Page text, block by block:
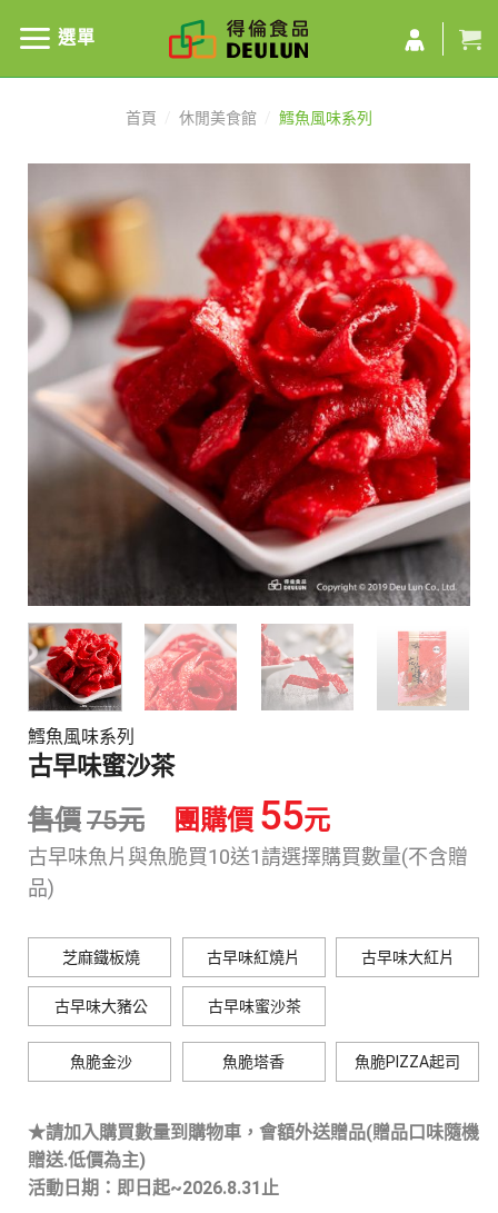
選單
首頁 休閒美食館 鱈魚風味系列
鱈魚風味系列
古早味蜜沙茶
售價75元 團購價 55元
古早味魚片與魚脆買10送1請選擇購買數量(不含贈
品)
芝麻鐵板燒 古早味紅燒片 古早味大紅片
古早味大豬公 古早味蜜沙茶
魚脆金沙 魚脆塔香 魚脆PIZZA起司
★請加入購買數量到購物車，會額外送贈品(贈品口味隨機
贈送.低價為主)
活動日期：即日起~2026.8.31止